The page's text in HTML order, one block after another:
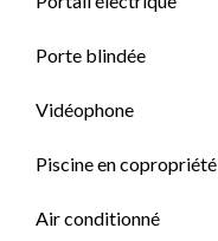
Porte blindée
Vidéophone
Piscine en copropriété
Air conditionné